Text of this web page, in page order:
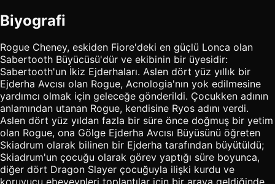
Biyografi
Rogue Cheney, eskiden Fiore'deki en güçlü Lonca olan
Sabertooth Büyücüsü'dür ve ekibinin bir üyesidir:
Sabertooth'un İkiz Ejderhaları. Aslen dört yüz yıllık bir
Ejderha Avcısı olan Rogue, Acnologia'nın yok edilmesine
yardımcı olmak için geleceğe gönderildi. Çocukken adının
anlamından utanan Rogue, kendisine Ryos adını verdi.
Aslen dört yüz yıldan fazla bir süre önce doğmuş bir yetim
olan Rogue, ona Gölge Ejderha Avcısı Büyüsünü öğreten
Skiadrum olarak bilinen bir Ejderha tarafından büyütüldü;
Skiadrum'un çocuğu olarak görev yaptığı süre boyunca,
diğer dört Dragon Slayer çocuğuyla ilişki kurdu ve